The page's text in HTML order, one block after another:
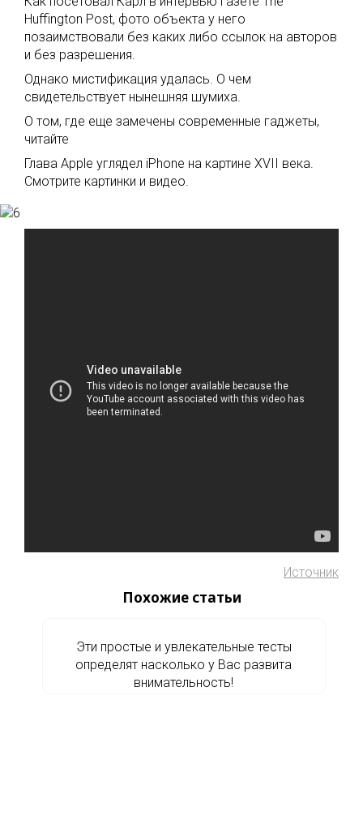
Huffington Post, фото объекта у него
позаимствовали без каких либо ссылок на авторов
и без разрешения.
Однако мистификация удалась. О чем
свидетельствует нынешняя шумиха.
О том, где еще замечены современные гаджеты,
читайте
Глава Apple углядел iPhone на картине XVII века.
Смотрите картинки и видео.
Источник
Похожие статьи
Эти простые и увлекательные тесты
определят насколько у Вас развита
внимательность!